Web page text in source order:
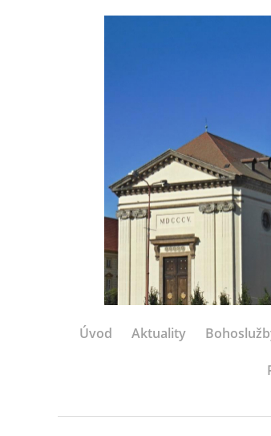
Úvod Aktuality